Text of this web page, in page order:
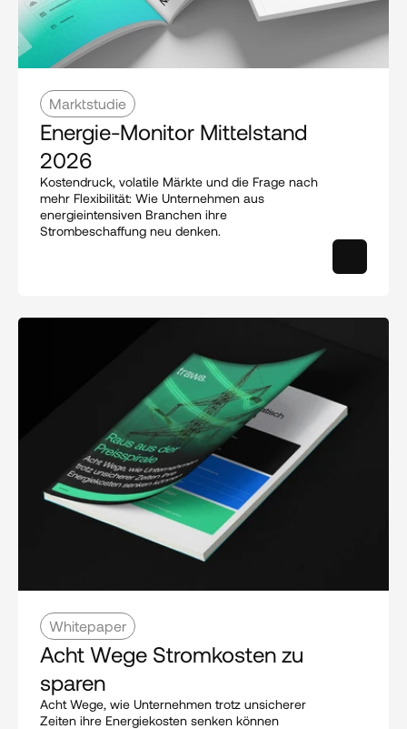
Marktstudie
Energie-Monitor Mittelstand
2026
Kostendruck, volatile Märkte und die Frage nach
mehr Flexibilität: Wie Unternehmen aus
energieintensiven Branchen ihre
Strombeschaffung neu denken.
Whitepaper
Acht Wege Stromkosten zu
sparen
Acht Wege, wie Unternehmen trotz unsicherer
Zeiten ihre Energiekosten senken können